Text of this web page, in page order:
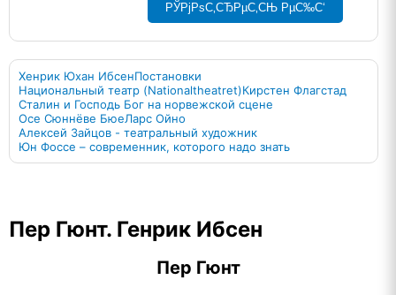
РЎРјРѕС‚СЂРµС‚СЊ РµС‰С‘
Хенрик Юхан ИбсенПостановки
Национальный театр (Nationaltheatret)Кирстен Флагстад
Сталин и Господь Бог на норвежской сцене
Осе Сюннёве БюеЛарс Ойно
Алексей Зайцов - театральный художник
Юн Фоссе – современник, которого надо знать
Пер Гюнт. Генрик Ибсен
Пер Гюнт